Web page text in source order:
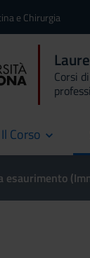
e Chirurgia
Corsi
Il Corso
esaurimento